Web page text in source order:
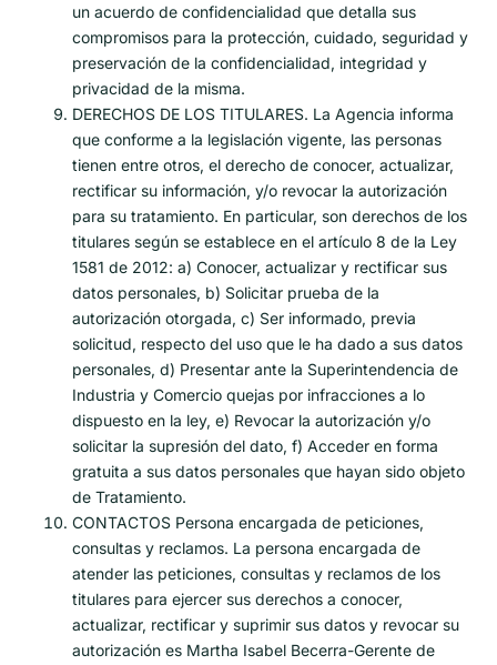
un acuerdo de confidencialidad que detalla sus
compromisos para la protección, cuidado, seguridad y
preservación de la confidencialidad, integridad y
privacidad de la misma.
DERECHOS DE LOS TITULARES. La Agencia informa
que conforme a la legislación vigente, las personas
tienen entre otros, el derecho de conocer, actualizar,
rectificar su información, y/o revocar la autorización
para su tratamiento. En particular, son derechos de los
titulares según se establece en el artículo 8 de la Ley
1581 de 2012: a) Conocer, actualizar y rectificar sus
datos personales, b) Solicitar prueba de la
autorización otorgada, c) Ser informado, previa
solicitud, respecto del uso que le ha dado a sus datos
personales, d) Presentar ante la Superintendencia de
Industria y Comercio quejas por infracciones a lo
dispuesto en la ley, e) Revocar la autorización y/o
solicitar la supresión del dato, f) Acceder en forma
gratuita a sus datos personales que hayan sido objeto
de Tratamiento.
CONTACTOS Persona encargada de peticiones,
consultas y reclamos. La persona encargada de
atender las peticiones, consultas y reclamos de los
titulares para ejercer sus derechos a conocer,
actualizar, rectificar y suprimir sus datos y revocar su
autorización es Martha Isabel Becerra-Gerente de